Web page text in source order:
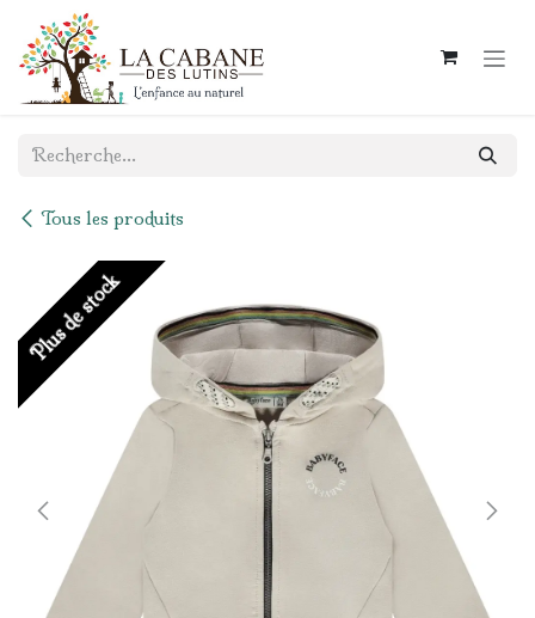
Se rendre au contenu
Tous les produits
Plus de stock